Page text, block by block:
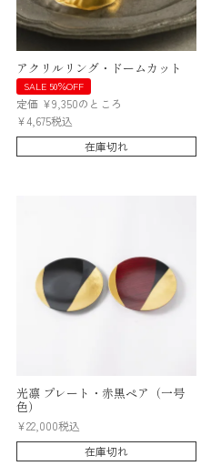
アクリルリング・ドームカット
SALE 50％OFF
定価 ¥9,350のところ
¥4,675税込
在庫切れ
光凛 プレート・赤黒ペア（一号
色）
¥22,000税込
在庫切れ